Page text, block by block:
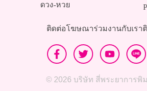
ดวง-หวย
ติดต่อโฆษณาร่วมงานกับเรา
© 2026 บริษัท สี่พระยาการพิ